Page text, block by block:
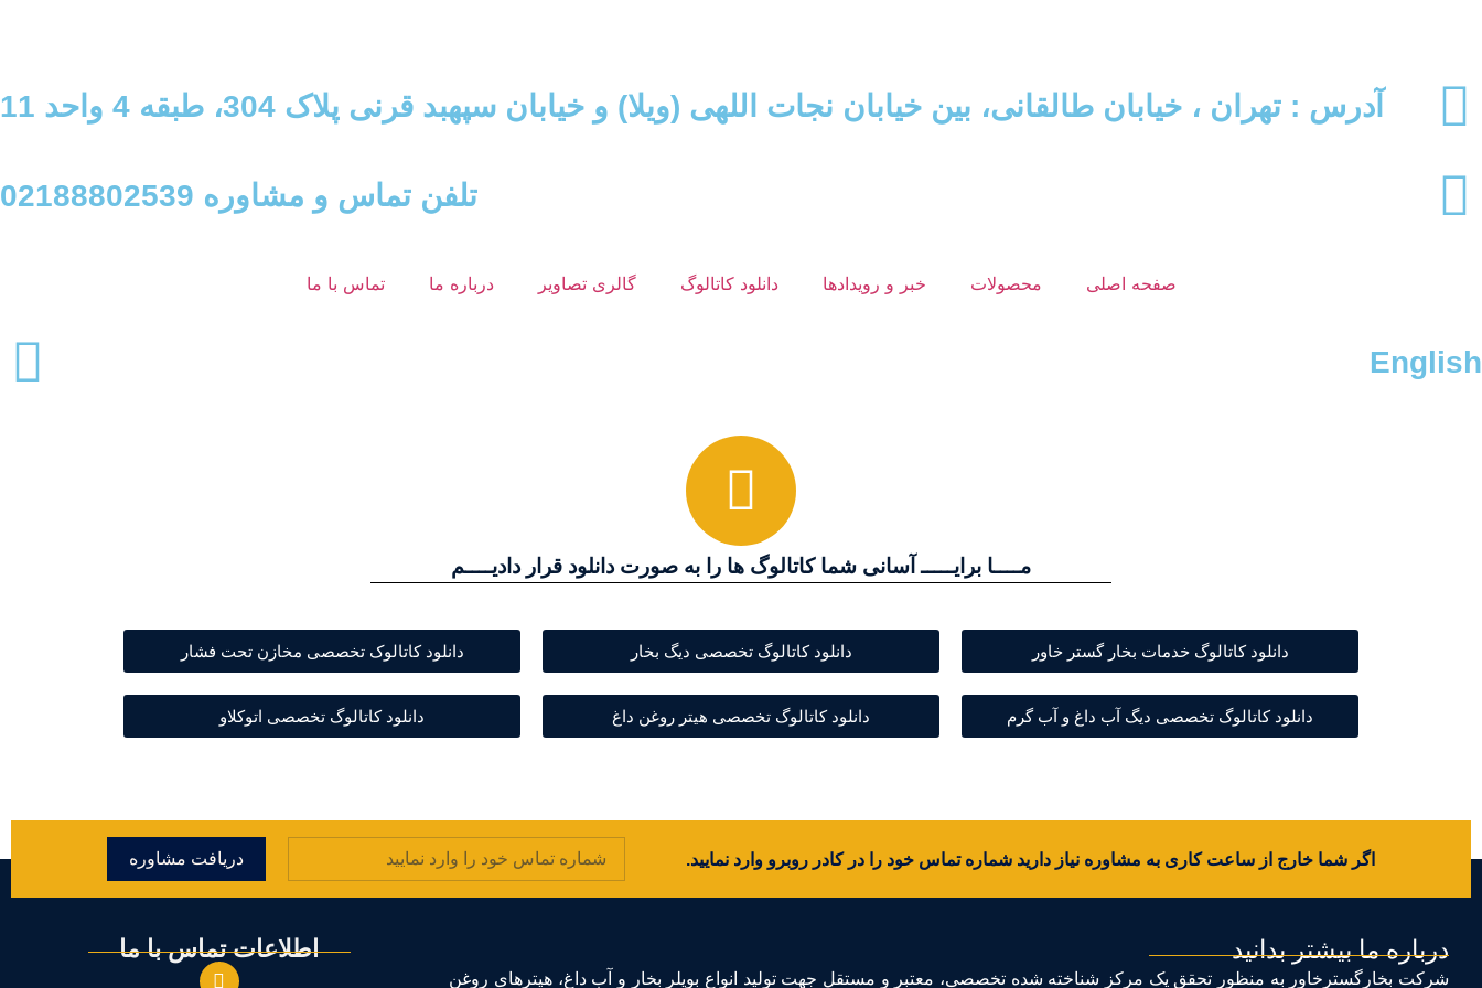
آدرس : تهران ، خیابان طالقانی، بین خیابان نجات اللهی (ویلا) و خیابان سپهبد قرنی پلاک 304، طبقه 4 واحد 11
تلفن تماس و مشاوره 02188802539
صفحه اصلی محصولات خبر و رویدادها دانلود کاتالوگ گالری تصاویر درباره ما تماس با ما
English
مــــا برایـــــ آسانی شما کاتالوگ ها را به صورت دانلود قرار دادیــــم
دانلود کاتالوگ خدمات بخار گستر خاور دانلود کاتالوگ تخصصی دیگ بخار دانلود کاتالوک تخصصی مخازن تحت فشار
دانلود کاتالوگ تخصصی دیگ آب داغ و آب گرم دانلود کاتالوگ تخصصی هیتر روغن داغ دانلود کاتالوگ تخصصی اتوکلاو
اگر شما خارج از ساعت کاری به مشاوره نیاز دارید شماره تماس خود را در کادر روبرو وارد نمایید. دریافت مشاوره
درباره ما بیشتر بدانید
شرکت بخارگسترخاور به منظور تحقق يک مرکز شناخته شده تخصصی، معتبر و مستقل جهت توليد انواع بويلر بخار و آب داغ، هيترهای روغن
اطلاعات تماس با ما